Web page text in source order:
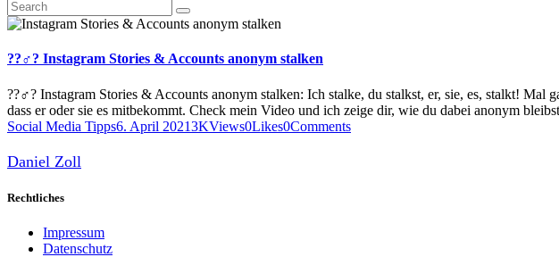
??‍♂️? Instagram Stories & Accounts anonym stalken
??‍♂️? Instagram Stories & Accounts anonym stalken: Ich stalke, du stalkst, er, sie, es, stalkt!
dass er oder sie es mitbekommt. Check mein Video und ich zeige dir, wie du dabei anonym
Social Media Tipps6. April 20213KViews0Likes0Comments
Daniel Zoll
Rechtliches
Impressum
Datenschutz